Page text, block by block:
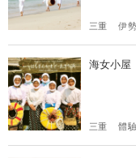
三重 伊
海女小屋
三重 體驗